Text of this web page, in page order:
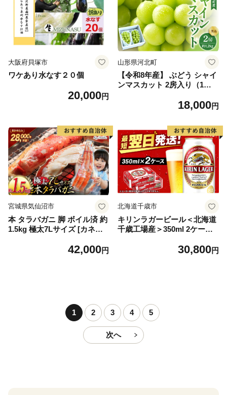
大阪府貝塚市
ワケあり水なす２０個
20,000円
山形県河北町
【令和8年産】 ぶどう シャイ
ンマスカット 2房入り（1房6
産【山形eLab】 ka074-023-r
18,000円
宮城県気仙沼市
本 タラバガニ 脚 ボイル済 約
1.5kg 極太7Lサイズ [カネダ
6] カニ かに 蟹 たらばがに た
42,000円
北海道千歳市
キリンラガービール＜北海道
千歳工場産＞350ml 2ケース
30,800円
1 2 3 4 5
次へ